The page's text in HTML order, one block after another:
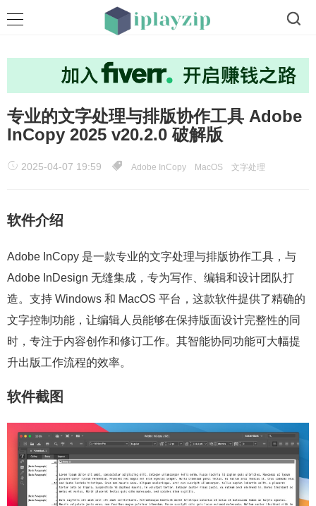
专业的文字处理与排版协作工具 Adobe
InCopy 2025 v20.2.0 破解版
2025-04-07 19:59 Adobe InCopy MacOS 文字处理
软件介绍
Adobe InCopy 是一款专业的文字处理与排版协作工具，与
Adobe InDesign 无缝集成，专为写作、编辑和设计团队打
造。支持 Windows 和 MacOS 平台，这款软件提供了精确的
文字控制功能，让编辑人员能够在保持版面设计完整性的同
时，专注于内容创作和修订工作。其智能协同功能可大幅提
升出版工作流程的效率。
软件截图